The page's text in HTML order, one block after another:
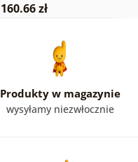
160.66 zł
Produkty w magazynie
wysyłamy niezwłocznie